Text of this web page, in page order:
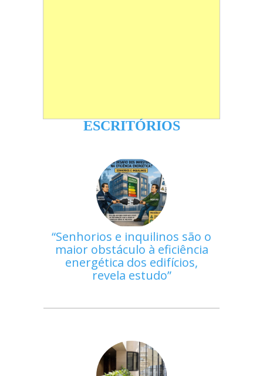
ESCRITÓRIOS
Senhorios e inquilinos são o
maior obstáculo à eficiência
energética dos edifícios,
revela estudo